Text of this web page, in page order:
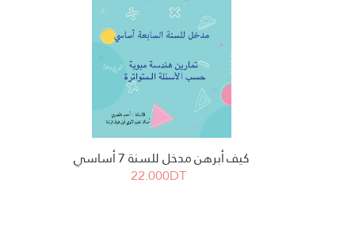
كيف أبرهن مدخل للسنة 7 أساسي
22.000DT